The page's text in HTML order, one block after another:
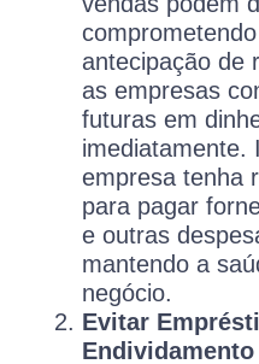
antecipação de
as empresas
futuras em
imediatamente.
empresa tenha
para pagar
e outras
mantendo a
negócio.
Evitar
Endividamento